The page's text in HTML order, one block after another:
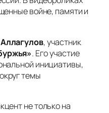
войне, памяти и
, участник
. Его участие
инициативы,
темы
не только на